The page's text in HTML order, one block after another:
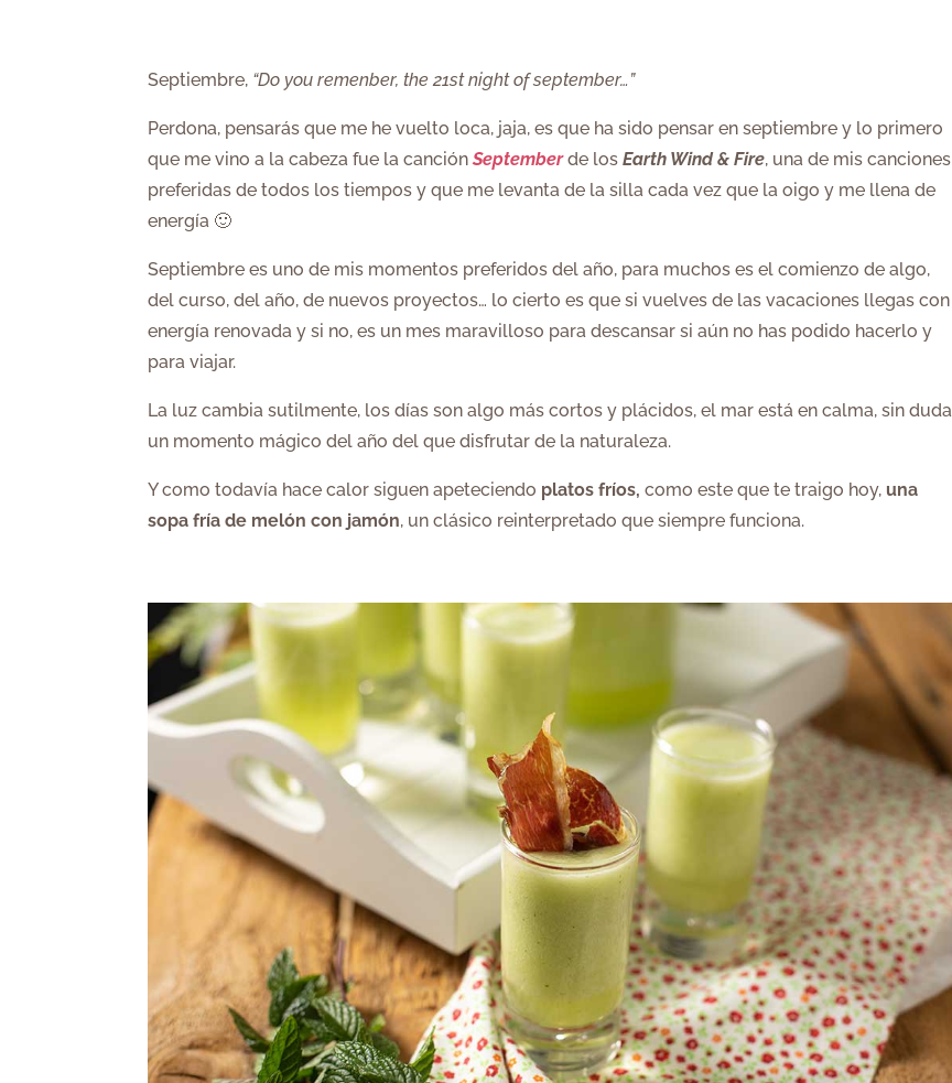
Septiembre, “Do you remenber, the 21st night of september…”
Perdona, pensarás que me he vuelto loca, jaja, es que ha sido pensar en septiembre y lo primero
que me vino a la cabeza fue la canciónSeptemberde losEarth Wind & Fire, una de mis canciones
preferidas de todos los tiempos y que me levanta de la silla cada vez que la oigo y me llena de
energía 🙂
Septiembre es uno de mis momentos preferidos del año, para muchos es el comienzo de algo,
del curso, del año, de nuevos proyectos… lo cierto es que si vuelves de las vacaciones llegas con
energía renovada y si no, es un mes maravilloso para descansar si aún no has podido hacerlo y
para viajar.
La luz cambia sutilmente, los días son algo más cortos y plácidos, el mar está en calma, sin duda
un momento mágico del año del que disfrutar de la naturaleza.
Y como todavía hace calor siguen apeteciendo platos fríos, como este que te traigo hoy, una
sopa fría de melón con jamón, un clásico reinterpretado que siempre funciona.